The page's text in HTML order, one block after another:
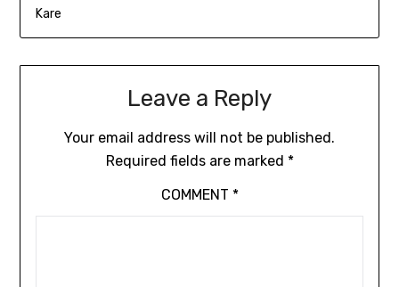
Kare
Leave a Reply
Your email address will not be published.
Required fields are marked *
COMMENT *